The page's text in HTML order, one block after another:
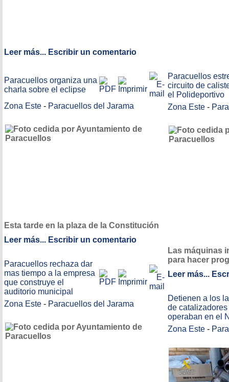
Leer más... Escribir un comentario
Paracuellos organiza una
charla sobre el eclipse
Zona Este - Paracuellos del Jarama
Esta tarde en la plaza de la Constitución
Leer más... Escribir un comentario
Paracuellos rechaza dar
mas tiempo a la empresa
que construye el
auditorio municipal
Zona Este - Paracuellos del Jarama
Paracuellos
circuito de
el Polideportivo
Zona Este -
Las máquinas
para hacer
Leer más...
Detienen a los
de catalizadores
operaban en el
Zona Este -